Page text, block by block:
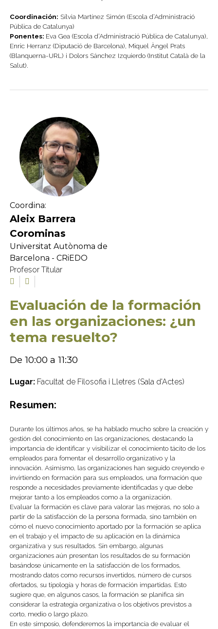
Coordinación: Sílvia Martínez Simón (Escola d’Administració
Pública de Catalunya)
Ponentes: Eva Gea (Escola d’Administració Pública de Catalunya),
Enric Herranz (Diputació de Barcelona), Miquel Àngel Prats
(Blanquerna-URL) i Dolors Sánchez Izquierdo (Institut Català de la
Salut).
Coordina:
Aleix Barrera
Corominas
Universitat Autònoma de
Barcelona - CRiEDO
Profesor Titular
Evaluación de la formación
en las organizaciones: ¿un
tema resuelto?
De 10:00 a 11:30
Lugar: Facultat de Filosofia i Lletres (Sala d'Actes)
Resumen:
Durante los últimos años, se ha hablado mucho sobre la creación y
gestión del conocimiento en las organizaciones, destacando la
importancia de identificar y visibilizar el conocimiento tácito de los
empleados para fomentar el desarrollo organizativo y la
innovación. Asimismo, las organizaciones han seguido creyendo e
invirtiendo en formación para sus empleados, una formación que
responde a necesidades previamente identificadas y que debe
mejorar tanto a los empleados como a la organización.
Evaluar la formación es clave para valorar las mejoras, no solo a
partir de la satisfacción de la persona formada, sino también en
cómo el nuevo conocimiento aportado por la formación se aplica
en el trabajo y el impacto de su aplicación en la dinámica
organizativa y sus resultados. Sin embargo, algunas
organizaciones aún presentan los resultados de su formación
basándose únicamente en la satisfacción de los formados,
mostrando datos como recursos invertidos, número de cursos
ofertados, su tipología y horas de formación impartidas. Esto
sugiere que, en algunos casos, la formación se planifica sin
considerar la estrategia organizativa o los objetivos previstos a
corto, medio o largo plazo.
En este simposio, defenderemos la importancia de evaluar el